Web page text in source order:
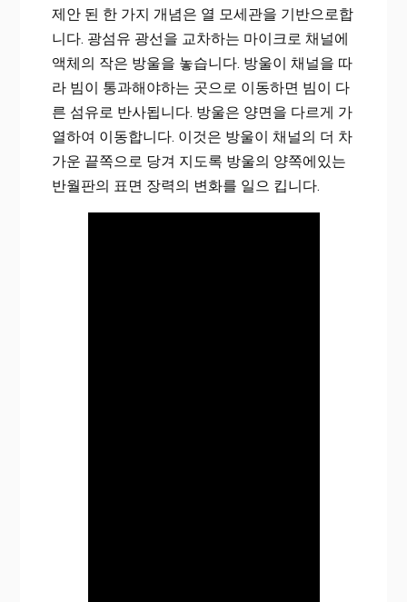
제안 된 한 가지 개념은 열 모세관을 기반으로합
니다. 광섬유 광선을 교차하는 마이크로 채널에
액체의 작은 방울을 놓습니다. 방울이 채널을 따
라 빔이 통과해야하는 곳으로 이동하면 빔이 다
른 섬유로 반사됩니다. 방울은 양면을 다르게 가
열하여 이동합니다. 이것은 방울이 채널의 더 차
가운 끝쪽으로 당겨 지도록 방울의 양쪽에있는
반월판의 표면 장력의 변화를 일으 킵니다.